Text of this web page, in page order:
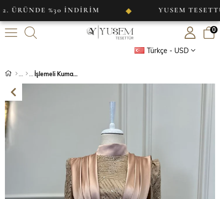
%30 İNDİRİM ◆ YUSEM TESETTÜR
Türkçe - USD
0
İşlemeli Kumaş Saten Detaylı Abiye Gold